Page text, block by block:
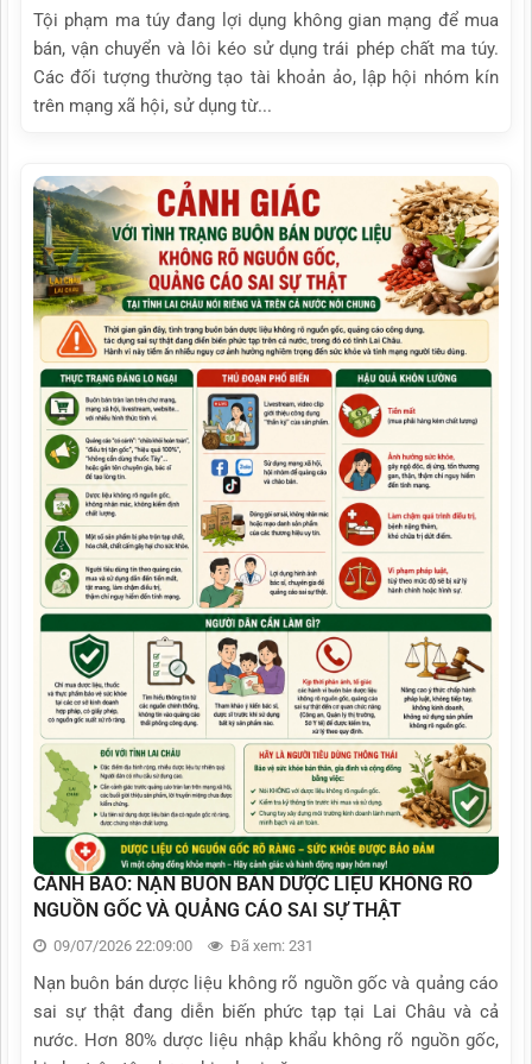
Tội phạm ma túy đang lợi dụng không gian mạng để mua
bán, vận chuyển và lôi kéo sử dụng trái phép chất ma túy.
Các đối tượng thường tạo tài khoản ảo, lập hội nhóm kín
trên mạng xã hội, sử dụng từ...
CẢNH BÁO: NẠN BUÔN BÁN DƯỢC LIỆU KHÔNG RÕ
NGUỒN GỐC VÀ QUẢNG CÁO SAI SỰ THẬT
09/07/2026 22:09:00 Đã xem: 231
Nạn buôn bán dược liệu không rõ nguồn gốc và quảng cáo
sai sự thật đang diễn biến phức tạp tại Lai Châu và cả
nước. Hơn 80% dược liệu nhập khẩu không rõ nguồn gốc,